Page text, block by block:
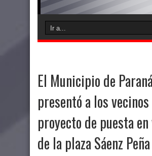
El Municipio de Paraná
presentó a los
proyecto de puesta
de la plaza Sáenz Peña